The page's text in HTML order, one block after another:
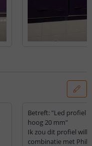
Betreft: "Led profiel
hoog 20 mm"
Ik zou dit profiel
combinatie met